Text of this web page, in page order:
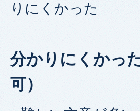
りにくかった
分かりにくかっ
可）